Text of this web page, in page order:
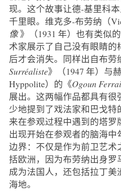
现。这个故事让德-基里科
千里眼。维克多-布劳纳（
像》（1931 年）也有类似
术家展示了自己没有眼睛的
后才会消失。同样出自布劳
Surréaliste》（1947 年）与
Hyppolite）的《Ogoun
展出。这两幅作品都具有
少地提到了戏法家和巴戈
来在参观过程中遇到的塔
出现开始在参观者的脑海
边界：不仅是作为前卫艺术
括欧洲，因为布劳纳出身罗
成为法国人，还包括拉丁美
海地。